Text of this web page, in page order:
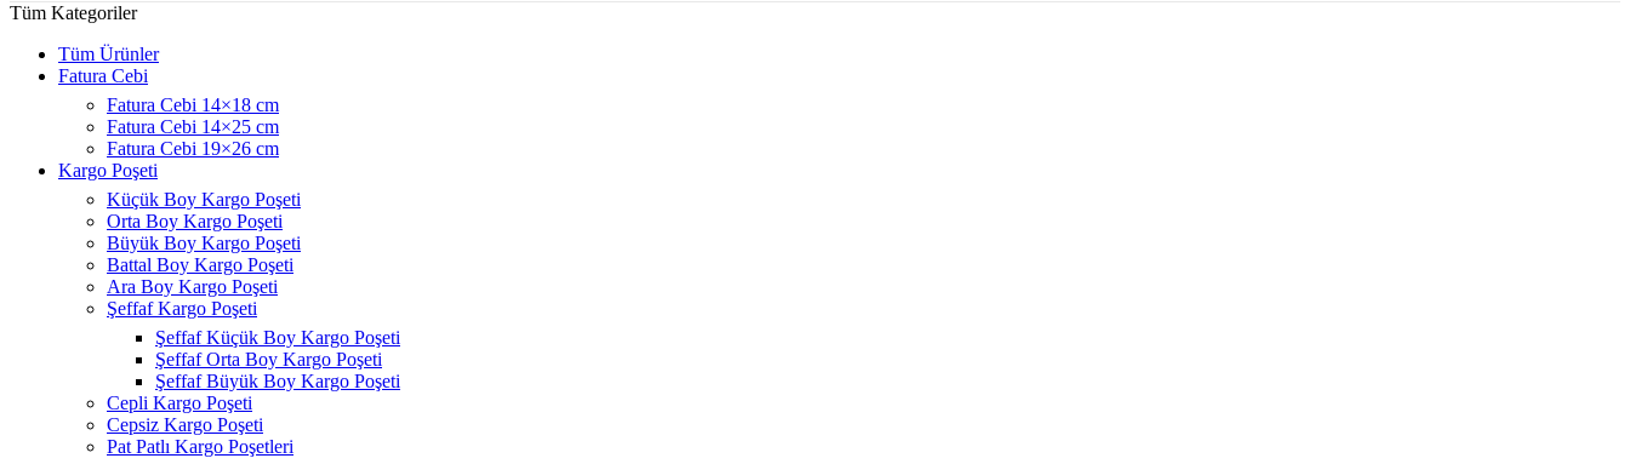
Tüm Kategoriler
Tüm Ürünler
Fatura Cebi
Fatura Cebi 14×18 cm
Fatura Cebi 14×25 cm
Fatura Cebi 19×26 cm
Kargo Poşeti
Küçük Boy Kargo Poşeti
Orta Boy Kargo Poşeti
Büyük Boy Kargo Poşeti
Battal Boy Kargo Poşeti
Ara Boy Kargo Poşeti
Şeffaf Kargo Poşeti
Şeffaf Küçük Boy Kargo Poşeti
Şeffaf Orta Boy Kargo Poşeti
Şeffaf Büyük Boy Kargo Poşeti
Cepli Kargo Poşeti
Cepsiz Kargo Poşeti
Pat Patlı Kargo Poşetleri